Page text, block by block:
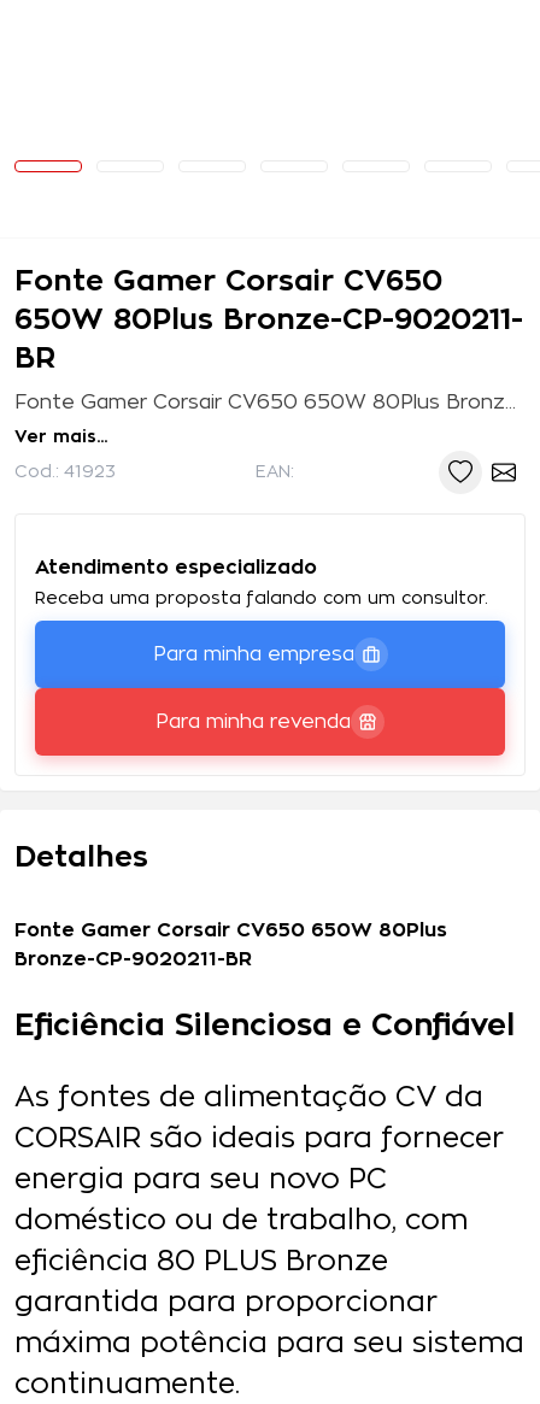
Fonte Gamer Corsair CV650
650W 80Plus Bronze-CP-9020211-
BR
Ver mais...
Cod.: 41923 EAN:
Atendimento especializado
Receba uma proposta falando com um consultor.
Para minha empresa
Para minha revenda
Detalhes